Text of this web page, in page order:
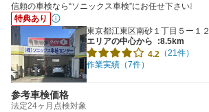
信頼の車検なら“ソニックス車検”にお任せ下さい❕
特典あり
東京都江東区南砂１丁目５ー１２
エリアの中心から
:8.5km
4.2 （21件）
作業実績（7件）
参考車検価格
法定24ヶ月点検対象